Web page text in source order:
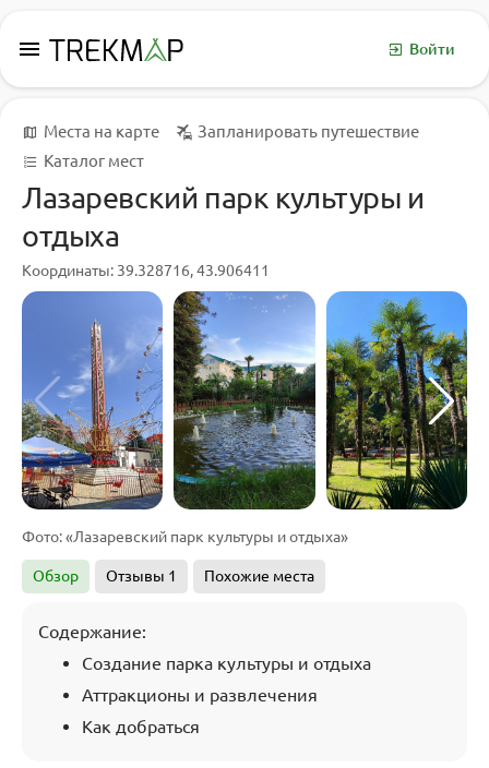
menu Войти
Места на карте
Запланировать путешествие
Каталог мест
Лазаревский парк культуры и
отдыха
Координаты: 39.328716, 43.906411
Фото: «Лазаревский парк культуры и отдыха»
Обзор Отзывы 1 Похожие места
Содержание:
Создание парка культуры и отдыха
Аттракционы и развлечения
Как добраться